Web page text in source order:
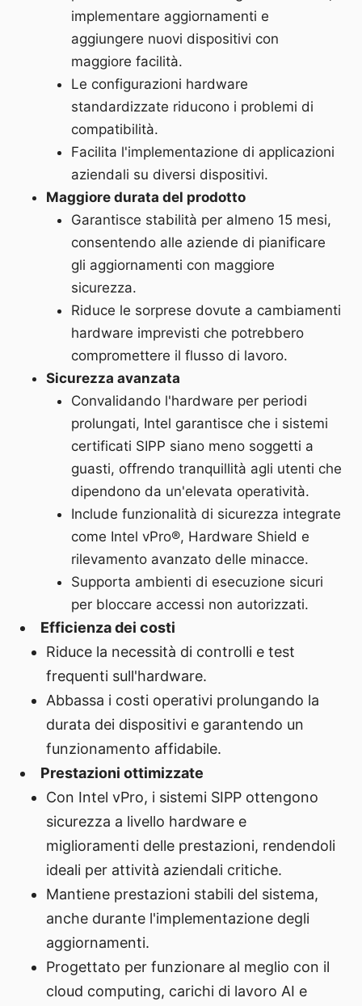
implementare aggiornamenti e
aggiungere nuovi dispositivi con
maggiore facilità.
Le configurazioni hardware
standardizzate riducono i problemi di
compatibilità.
Facilita l'implementazione di applicazioni
aziendali su diversi dispositivi.
Maggiore durata del prodotto
Garantisce stabilità per almeno 15 mesi,
consentendo alle aziende di pianificare
gli aggiornamenti con maggiore
sicurezza.
Riduce le sorprese dovute a cambiamenti
hardware imprevisti che potrebbero
compromettere il flusso di lavoro.
Sicurezza avanzata
Convalidando l'hardware per periodi
prolungati, Intel garantisce che i sistemi
certificati SIPP siano meno soggetti a
guasti, offrendo tranquillità agli utenti che
dipendono da un'elevata operatività.
Include funzionalità di sicurezza integrate
come Intel vPro®, Hardware Shield e
rilevamento avanzato delle minacce.
Supporta ambienti di esecuzione sicuri
per bloccare accessi non autorizzati.
Efficienza dei costi
Riduce la necessità di controlli e test
frequenti sull'hardware.
Abbassa i costi operativi prolungando la
durata dei dispositivi e garantendo un
funzionamento affidabile.
Prestazioni ottimizzate
Con Intel vPro, i sistemi SIPP ottengono
sicurezza a livello hardware e
miglioramenti delle prestazioni, rendendoli
ideali per attività aziendali critiche.
Mantiene prestazioni stabili del sistema,
anche durante l'implementazione degli
aggiornamenti.
Progettato per funzionare al meglio con il
cloud computing, carichi di lavoro AI e